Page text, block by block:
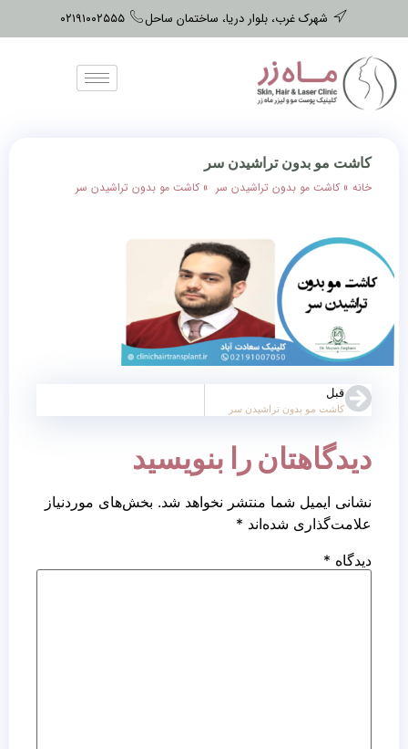
شهرک غرب، بلوار دریا، ساختمان ساحل ۰۲۱۹۱۰۰۲۵۵۵
کاشت مو بدون تراشیدن سر
خانه »کاشت مو بدون تراشیدن سر »کاشت مو بدون تراشیدن سر
قبل
کاشت مو بدون تراشیدن سر
دیدگاهتان را بنویسید
نشانی ایمیل شما منتشر نخواهد شد. بخش‌های موردنیاز
علامت‌گذاری شده‌اند *
دیدگاه *